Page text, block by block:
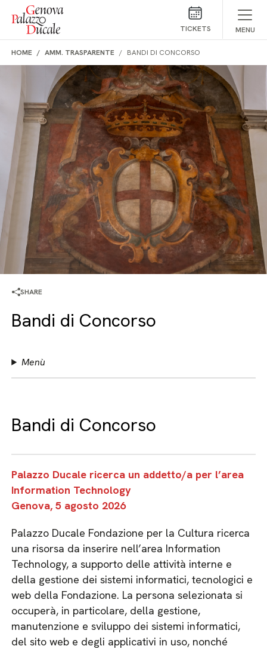
Skip to main content
TICKETS MENU
HOME AMM. TRASPARENTE BANDI DI CONCORSO
SHARE
Bandi di Concorso
Menù
Bandi di Concorso
Palazzo Ducale ricerca un addetto/a per l’area
Information Technology
Genova, 5 agosto 2026
Palazzo Ducale Fondazione per la Cultura ricerca
una risorsa da inserire nell’area Information
Technology, a supporto delle attività interne e
della gestione dei sistemi informatici, tecnologici e
web della Fondazione. La persona selezionata si
occuperà, in particolare, della gestione,
manutenzione e sviluppo dei sistemi informatici,
del sito web e degli applicativi in uso, nonché